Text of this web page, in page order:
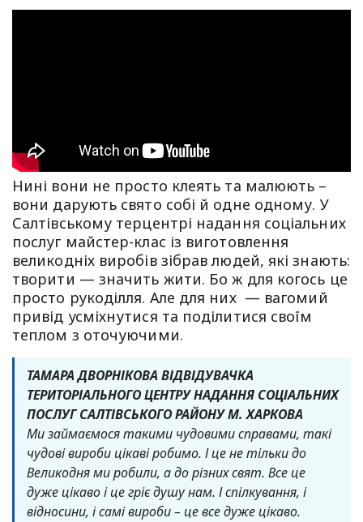
Нині вони не просто клеять та малюють –
вони дарують свято собі й одне одному. У
Салтівському терцентрі надання соціальних
послуг майстер-клас із виготовлення
великодніх виробів зібрав людей, які знають:
творити — значить жити. Бо ж для когось це
просто рукоділля. Але для них — вагомий
привід усміхнутися та поділитися своїм
теплом з оточуючими.
ТАМАРА ДВОРНІКОВА ВІДВІДУВАЧКА
ТЕРИТОРІАЛЬНОГО ЦЕНТРУ НАДАННЯ СОЦІАЛЬНИХ
ПОСЛУГ САЛТІВСЬКОГО РАЙОНУ М. ХАРКОВА
Ми займаємося такими чудовими справами, такі
чудові вироби цікаві робимо. І це не тільки до
Великодня ми робили, а до різних свят. Все це
дуже цікаво і це гріє душу нам. І спілкування, і
відносини, і самі вироби – це все дуже цікаво.